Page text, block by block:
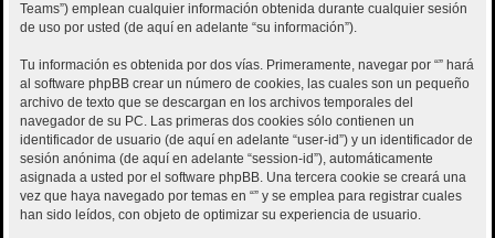
Teams”) emplean cualquier información obtenida durante cualquier sesión
de uso por usted (de aquí en adelante “su información”).
Tu información es obtenida por dos vías. Primeramente, navegar por “” hará
al software phpBB crear un número de cookies, las cuales son un pequeño
archivo de texto que se descargan en los archivos temporales del
navegador de su PC. Las primeras dos cookies sólo contienen un
identificador de usuario (de aquí en adelante “user-id”) y un identificador de
sesión anónima (de aquí en adelante “session-id”), automáticamente
asignada a usted por el software phpBB. Una tercera cookie se creará una
vez que haya navegado por temas en “” y se emplea para registrar cuales
han sido leídos, con objeto de optimizar su experiencia de usuario.